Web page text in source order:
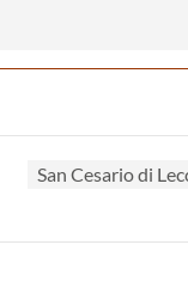
San Cesario di